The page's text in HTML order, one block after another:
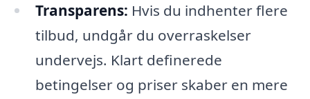
Transparens: Hvis du indhenter flere
tilbud, undgår du overraskelser
undervejs. Klart definerede
betingelser og priser skaber en mere